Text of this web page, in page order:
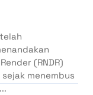
(RNDR)
menembus